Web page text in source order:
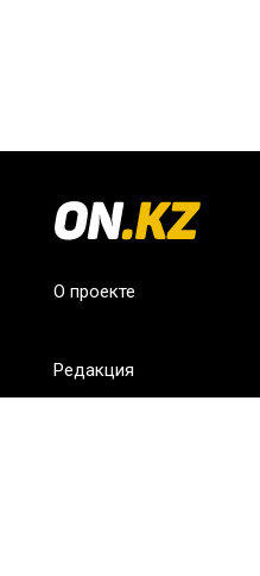
О проекте
Редакция